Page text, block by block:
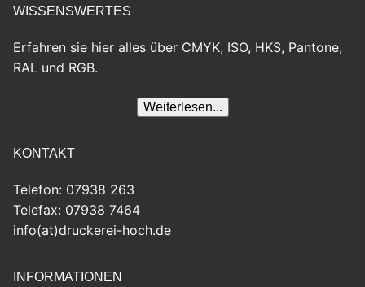
WISSENSWERTES
Erfahren sie hier alles über CMYK, ISO, HKS, Pantone,
RAL und RGB.
KONTAKT
Telefon: 07938 263
Telefax: 07938 7464
info(at)druckerei-hoch.de
INFORMATIONEN